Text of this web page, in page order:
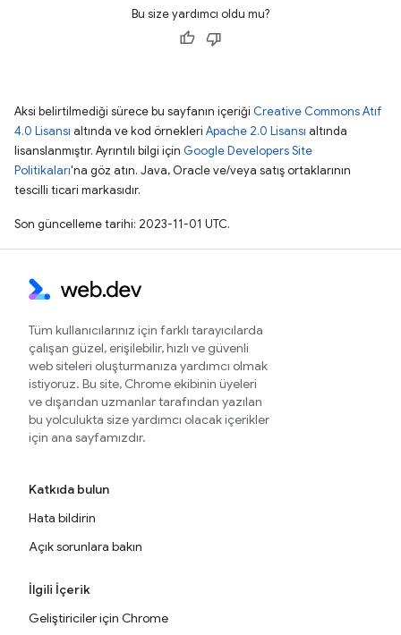
Bu size yardımcı oldu mu?
Aksi belirtilmediği sürece bu sayfanın içeriği Creative Commons Atıf
4.0 Lisansı altında ve kod örnekleri Apache 2.0 Lisansı altında
lisanslanmıştır. Ayrıntılı bilgi için Google Developers Site
Politikaları'na göz atın. Java, Oracle ve/veya satış ortaklarının
tescilli ticari markasıdır.
Son güncelleme tarihi: 2023-11-01 UTC.
Tüm kullanıcılarınız için farklı tarayıcılarda
çalışan güzel, erişilebilir, hızlı ve güvenli
web siteleri oluşturmanıza yardımcı olmak
istiyoruz. Bu site, Chrome ekibinin üyeleri
ve dışarıdan uzmanlar tarafından yazılan
bu yolculukta size yardımcı olacak içerikler
için ana sayfamızdır.
Katkıda bulun
Hata bildirin
Açık sorunlara bakın
İlgili İçerik
Geliştiriciler için Chrome